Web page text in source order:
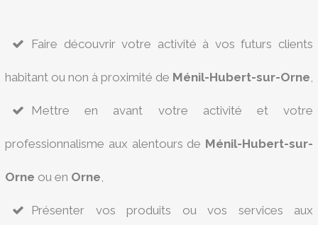
Faire découvrir votre activité à vos futurs clients
habitant ou non à proximité de Ménil-Hubert-sur-Orne,
Mettre en avant votre activité et votre
professionnalisme aux alentours de Ménil-Hubert-sur-
Orne ou en Orne,
Présenter vos produits ou vos services aux